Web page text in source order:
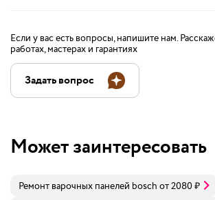
Если у вас есть вопросы, напишите нам.
работах, мастерах и гарантиях
Задать вопрос
Может заинтересовать
Ремонт варочных панелей bosch от2080₽